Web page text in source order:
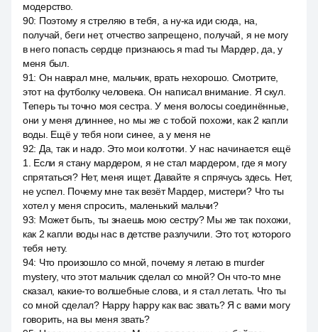
модерство.
90: Поэтому я стреляю в тебя, а ну-ка иди сюда, на,
получай, беги нет, отчество запрещено, получай, я не могу
в него попасть сердце признаюсь я mad ты Мардер, да, у
меня был.
91: Он наврал мне, мальчик, врать нехорошо. Смотрите,
этот на футболку человека. Он написал внимание. Я скул.
Теперь ты точно моя сестра. У меня волосы соединённые,
они у меня длиннее, но мы же с тобой похожи, как 2 капли
воды. Ещё у тебя ноги синее, а у меня не
92: Да, так и надо. Это мои колготки. У нас начинается ещё
1. Если я стану мардером, я не стал мардером, где я могу
спрятаться? Нет, меня ищет. Давайте я спрячусь здесь. Нет,
не успел. Почему мне так везёт Мардер, мистери? Что ты
хотел у меня спросить, маленький мальчи?
93: Может быть, ты знаешь мою сестру? Мы же так похожи,
как 2 капли воды нас в детстве разлучили. Это тот, которого
тебя нету.
94: Что произошло со мной, почему я летаю в murder
mystery, что этот мальчик сделал со мной? Он что-то мне
сказал, какие-то волшебные слова, и я стал летать. Что ты
со мной сделал? Happy happy как вас звать? Я с вами могу
говорить, на вы меня звать?